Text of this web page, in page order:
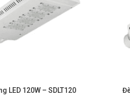
LED 120W – SDLT120